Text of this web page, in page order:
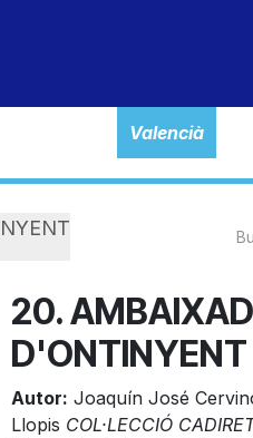
Valencià
20.
D'ONTINYENT
Autor: Joaquín José
Llopis COL·LECCIÓ